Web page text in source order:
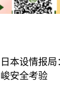
日本设情报
峻安全考验